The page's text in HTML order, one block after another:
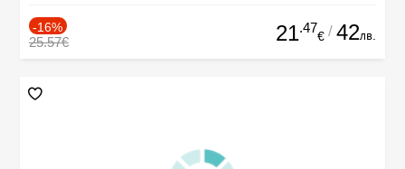
-16%
25.57€ 21.47
€ / 42лв.